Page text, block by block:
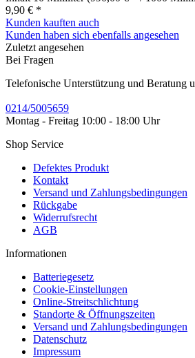
9,90 € *
Kunden kauften auch
Kunden haben sich ebenfalls angesehen
Zuletzt angesehen
Bei Fragen
Telefonische Unterstützung und Beratung
0214/5005659
Montag - Freitag 10:00 - 18:00 Uhr
Shop Service
Defektes Produkt
Kontakt
Versand und Zahlungsbedingungen
Rückgabe
Widerrufsrecht
AGB
Informationen
Batteriegesetz
Cookie-Einstellungen
Online-Streitschlichtung
Standorte & Öffnungszeiten
Versand und Zahlungsbedingungen
Datenschutz
Impressum